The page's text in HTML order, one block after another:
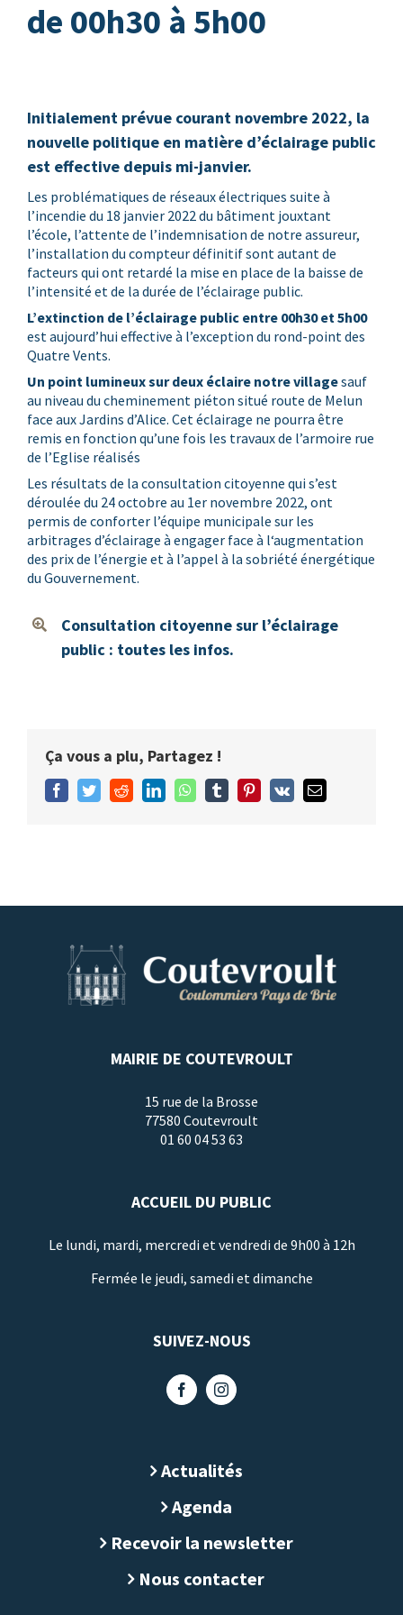
de 00h30 à 5h00
Initialement prévue courant novembre 2022, la
nouvelle politique en matière d’éclairage public
est effective depuis mi-janvier.
Les problématiques de réseaux électriques suite à
l’incendie du 18 janvier 2022 du bâtiment jouxtant
l’école, l’attente de l’indemnisation de notre assureur,
l’installation du compteur définitif sont autant de
facteurs qui ont retardé la mise en place de la baisse de
l’intensité et de la durée de l’éclairage public.
L’extinction de l’éclairage public entre 00h30 et 5h00
est aujourd’hui effective à l’exception du rond-point des
Quatre Vents.
Un point lumineux sur deux éclaire notre villagesauf
au niveau du cheminement piéton situé route de Melun
face aux Jardins d’Alice. Cet éclairage ne pourra être
remis en fonction qu’une fois les travaux de l’armoire rue
de l’Eglise réalisés
Les résultats de la consultation citoyenne qui s’est
déroulée du 24 octobre au 1er novembre 2022, ont
permis de conforter l’équipe municipale sur les
arbitrages d’éclairage à engager face à l‘augmentation
des prix de l’énergie et à l’appel à la sobriété énergétique
du Gouvernement.
Consultation citoyenne sur l’éclairage
public : toutes les infos.
Ça vous a plu, Partagez !
Facebook
TwitterRedditLinkedInWhatsApp
Tumblr Pinterest
Vk Email
MAIRIE DE COUTEVROULT
15 rue de la Brosse
77580 Coutevroult
01 60 04 53 63
ACCUEIL DU PUBLIC
Le lundi, mardi, mercredi et vendredi de 9h00 à 12h
Fermée le jeudi, samedi et dimanche
SUIVEZ-NOUS
Actualités
Agenda
Recevoir la newsletter
Nous contacter